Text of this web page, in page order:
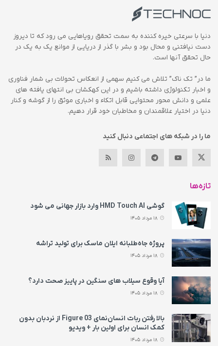
دنیا با سرعتی خیره کننده به سمت تحقق رویاهایی می رود که تا دیروز
دست نیافتنی و محال بود و بشر با گذر از دریایی از موانع یک به یک در
حال تحقق آنها است.
ما در” تک ناک” تلاش می کنیم سهمی از انعکاس تحولات بی شمار فناوری
و اخبار تکنولوژی داشته باشیم و در این کهکشان بی انتهای یافته های
علمی و دانش محور محتوایی قابل اتکاء و اخباری موثق را از گوشه و کنار
دنیا در اختیار علاقمندان و مخاطبان خود قرار دهیم.
ما را در شبکه های اجتماعی دنبال کنید
تازه‌ها
گوشی HMD Touch AI وارد بازار جهانی می‌ شود
پروژه جاه‌طلبانه ایلان ماسک برای تولید تراشه
آیا وقوع سیلاب های سنگین در پاییز صحت دارد؟
بالا رفتن ربات انسان‌نمای Figure 03 از نردبان بدون
کمک انسان برای اولین بار + ویدیو